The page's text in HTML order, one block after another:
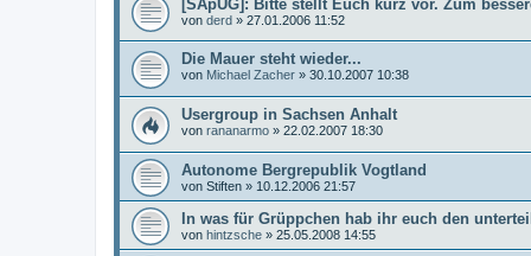
[SApUG]: Bitte stellt Euch kurz vor. Zum
von derd » 27.01.2006 11:52
Die Mauer steht wieder...
von Michael Zacher » 30.10.2007 10:38
Usergroup in Sachsen Anhalt
von rananarmo » 22.02.2007 18:30
Autonome Bergrepublik Vogtland
von Stiften » 10.12.2006 21:57
In was für Grüppchen hab ihr euch den
von hintzsche » 25.05.2008 14:55